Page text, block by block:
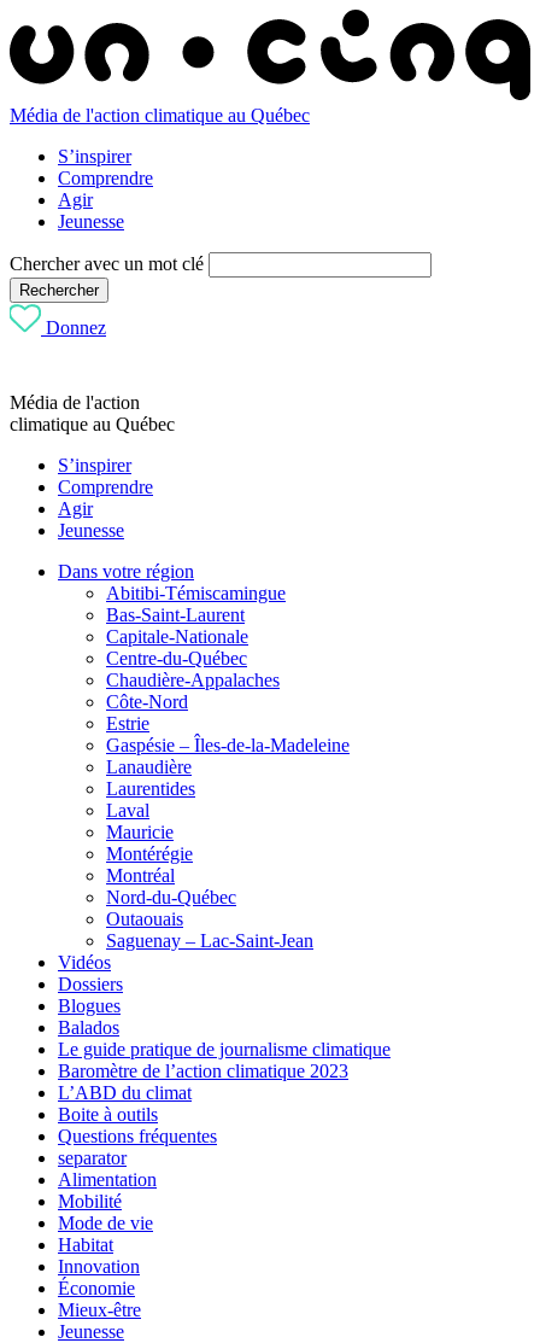
Média de l'action climatique au Québec
S’inspirer
Comprendre
Agir
Jeunesse
Chercher avec un mot clé
Rechercher
Donnez
Média de l'action
climatique au Québec
S’inspirer
Comprendre
Agir
Jeunesse
Dans votre région
Abitibi-Témiscamingue
Bas-Saint-Laurent
Capitale-Nationale
Centre-du-Québec
Chaudière-Appalaches
Côte-Nord
Estrie
Gaspésie – Îles-de-la-Madeleine
Lanaudière
Laurentides
Laval
Mauricie
Montérégie
Montréal
Nord-du-Québec
Outaouais
Saguenay – Lac-Saint-Jean
Vidéos
Dossiers
Blogues
Balados
Le guide pratique de journalisme climatique
Baromètre de l’action climatique 2023
L’ABD du climat
Boite à outils
Questions fréquentes
separator
Alimentation
Mobilité
Mode de vie
Habitat
Innovation
Économie
Mieux-être
Jeunesse